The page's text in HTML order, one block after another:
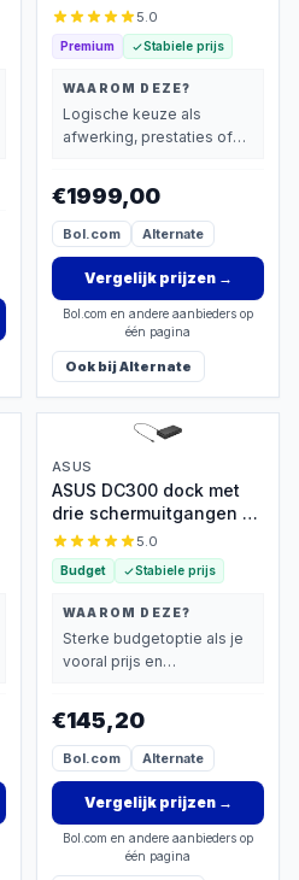
5.0
Premium Stabiele prijs
WAAROM DEZE?
Logische keuze als
afwerking, prestaties of
€1999,00
Bol.com Alternate
Vergelijk prijzen→
Bol.com en andere aanbieders op
één pagina
Ook bijAlternate
ASUS
ASUS DC300 dock met
drie schermuitgangen en
90 W
5.0
Budget Stabiele prijs
WAAROM DEZE?
Sterke budgetoptie als je
vooral prijs en
€145,20
Bol.com Alternate
Vergelijk prijzen→
Bol.com en andere aanbieders op
één pagina